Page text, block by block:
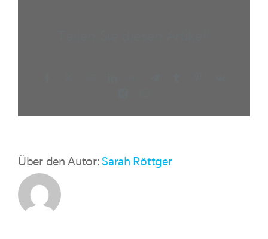
Über den Autor:Sarah Röttger